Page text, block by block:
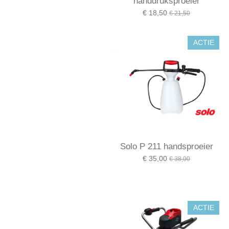
€ 18,50 € 21,50
ACTIE
Solo P 211 handsproeier
€ 35,00 € 38,00
ACTIE